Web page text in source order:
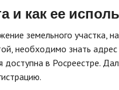
и как ее
земельного участка,
необходимо знать
в Росреестре.